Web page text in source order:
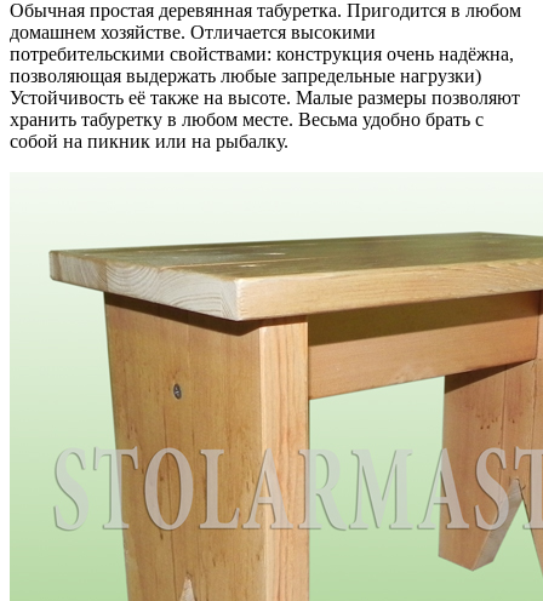
Обычная простая деревянная табуретка. Пригодится в любом
домашнем хозяйстве. Отличается высокими
потребительскими свойствами: конструкция очень надёжна,
позволяющая выдержать любые запредельные нагрузки)
Устойчивость её также на высоте. Малые размеры позволяют
хранить табуретку в любом месте. Весьма удобно брать с
собой на пикник или на рыбалку.